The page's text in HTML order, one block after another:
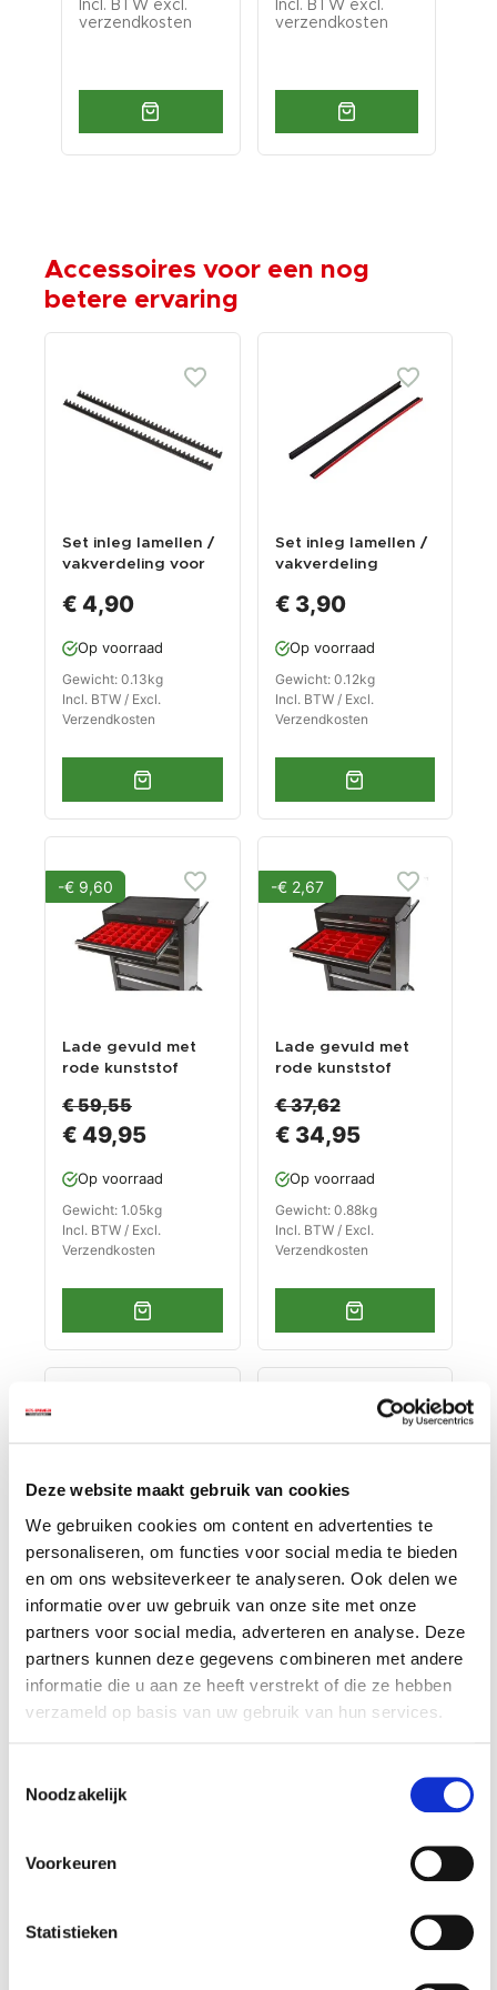
Deze website maakt gebruik van cookies
We gebruiken cookies om content en advertenties te
personaliseren, om functies voor social media te bieden
en om ons websiteverkeer te analyseren. Ook delen we
informatie over uw gebruik van onze site met onze
partners voor social media, adverteren en analyse. Deze
partners kunnen deze gegevens combineren met andere
informatie die u aan ze heeft verstrekt of die ze hebben
verzameld op basis van uw gebruik van hun services.
Noodzakelijk
Voorkeuren
Statistieken
Incl. BTW excl.
verzendkosten
Incl. BTW excl.
verzendkosten
Accessoires voor een nog
betere ervaring
Set inleg lamellen /
vakverdeling voor
€ 4,90
Op voorraad
Gewicht: 0.13kg
Incl. BTW / Excl.
Verzendkosten
Set inleg lamellen /
vakverdeling
€ 3,90
Op voorraad
Gewicht: 0.12kg
Incl. BTW / Excl.
Verzendkosten
-€ 9,60
Lade gevuld met
rode kunststof
€ 59,55
€ 49,95
Op voorraad
Gewicht: 1.05kg
Incl. BTW / Excl.
Verzendkosten
-€ 2,67
Lade gevuld met
rode kunststof
€ 37,62
€ 34,95
Op voorraad
Gewicht: 0.88kg
Incl. BTW / Excl.
Verzendkosten
Lade gevuld met
rode kunststof
€ 31,08
€ 28,95
Op voorraad
Lade gevuld met
rode kunststof
€ 35,84
€ 32,95
Op voorraad